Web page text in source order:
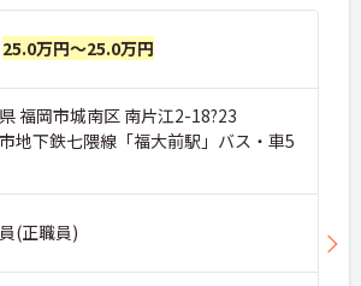
25.0万円～25.0万円
福岡市城南区 南片江2-18?23
地下鉄七隈線「福大前駅」バス・車5
(正職員)